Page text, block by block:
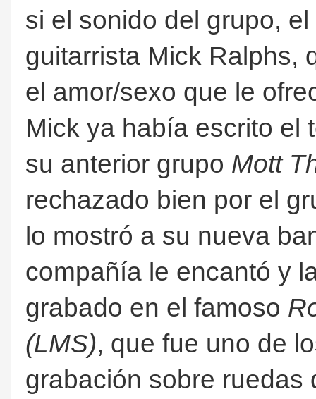
si el sonido del grupo,
guitarrista Mick Ralphs,
el amor/sexo que le
Mick ya había escrito el
su anterior grupo Mott
rechazado bien por el
lo mostró a su nueva
compañía le encantó y
grabado en el famoso
(LMS), que fue uno de
grabación sobre ruedas